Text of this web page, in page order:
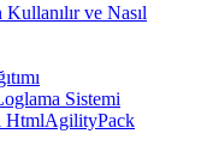
ve Nasıl
Sistemi
HtmlAgilityPack